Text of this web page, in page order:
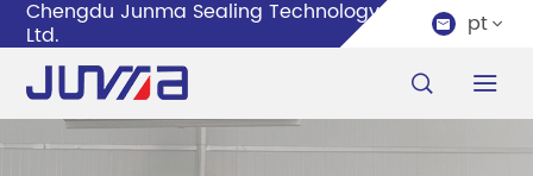
Chengdu Junma Sealing Technology Co.,
Ltd.  pt 
 